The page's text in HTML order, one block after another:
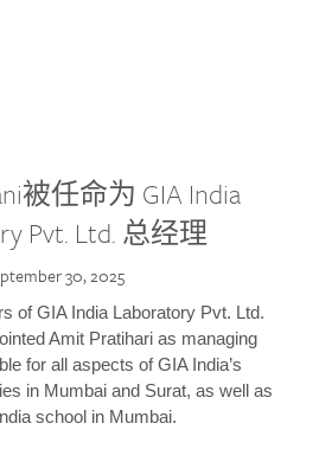
被任命为 GIA India
Pvt. Ltd. 总经理
30, 2025
of GIA India Laboratory Pvt. Ltd.
Amit Pratihari as managing
for all aspects of GIA India’s
in Mumbai and Surat, as well as
school in Mumbai.